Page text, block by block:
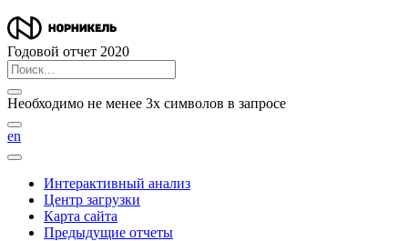
Годовой отчет 2020
Необходимо не менее 3х символов в запросе
en
Интерактивный анализ
Центр загрузки
Карта сайта
Предыдущие отчеты